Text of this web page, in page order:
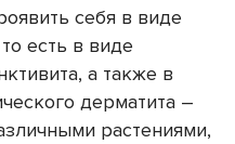
себя в виде
есть в виде
а также в
дерматита –
растениями,